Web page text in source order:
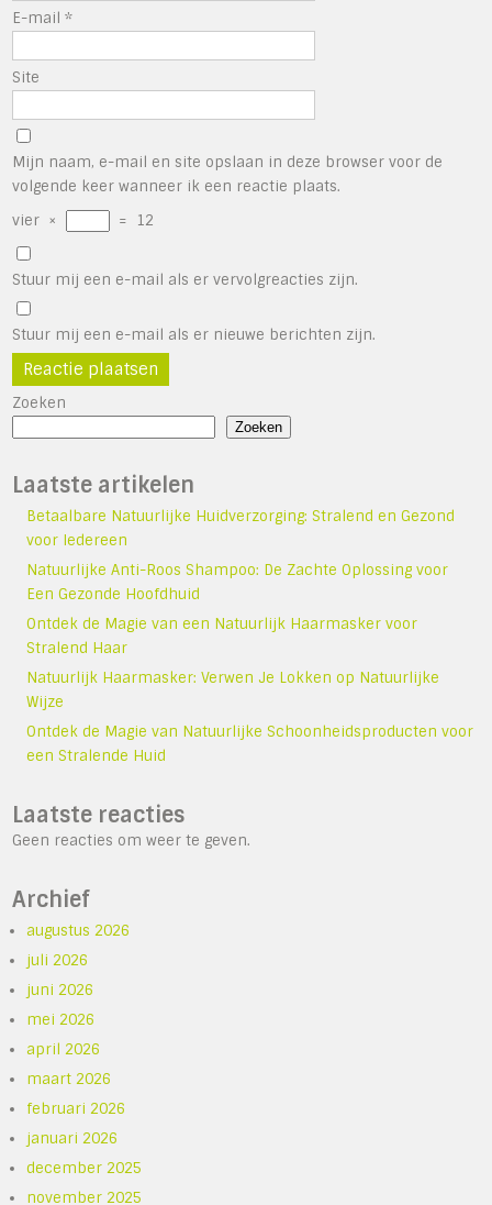
E-mail*
Site
Mijn naam, e-mail en site opslaan in deze browser voor de
volgende keer wanneer ik een reactie plaats.
vier × = 12
Stuur mij een e-mail als er vervolgreacties zijn.
Stuur mij een e-mail als er nieuwe berichten zijn.
Zoeken
Zoeken
Laatste artikelen
Betaalbare Natuurlijke Huidverzorging: Stralend en Gezond
voor Iedereen
Natuurlijke Anti-Roos Shampoo: De Zachte Oplossing voor
Een Gezonde Hoofdhuid
Ontdek de Magie van een Natuurlijk Haarmasker voor
Stralend Haar
Natuurlijk Haarmasker: Verwen Je Lokken op Natuurlijke
Wijze
Ontdek de Magie van Natuurlijke Schoonheidsproducten voor
een Stralende Huid
Laatste reacties
Geen reacties om weer te geven.
Archief
augustus 2026
juli 2026
juni 2026
mei 2026
april 2026
maart 2026
februari 2026
januari 2026
december 2025
november 2025